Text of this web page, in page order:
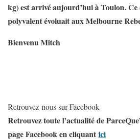
kg) est arrivé aujourd’hui à Toulon.
polyvalent évoluait aux Melbourne
Bienvenu Mitch
Retrouvez-nous sur Facebook
Retrouvez toute l’actualité de
page Facebook en cliquant ici